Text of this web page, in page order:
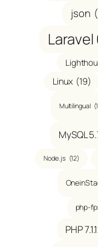
json
Laravel
Linux (19)
Multilingual
MySQL
Node.js (12)
php-
PHP